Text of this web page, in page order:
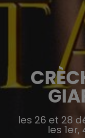
les 26 et 28
les